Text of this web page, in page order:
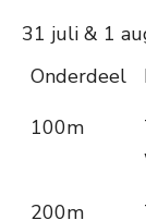
31 juli & 1
Onderdeel
100m
200m